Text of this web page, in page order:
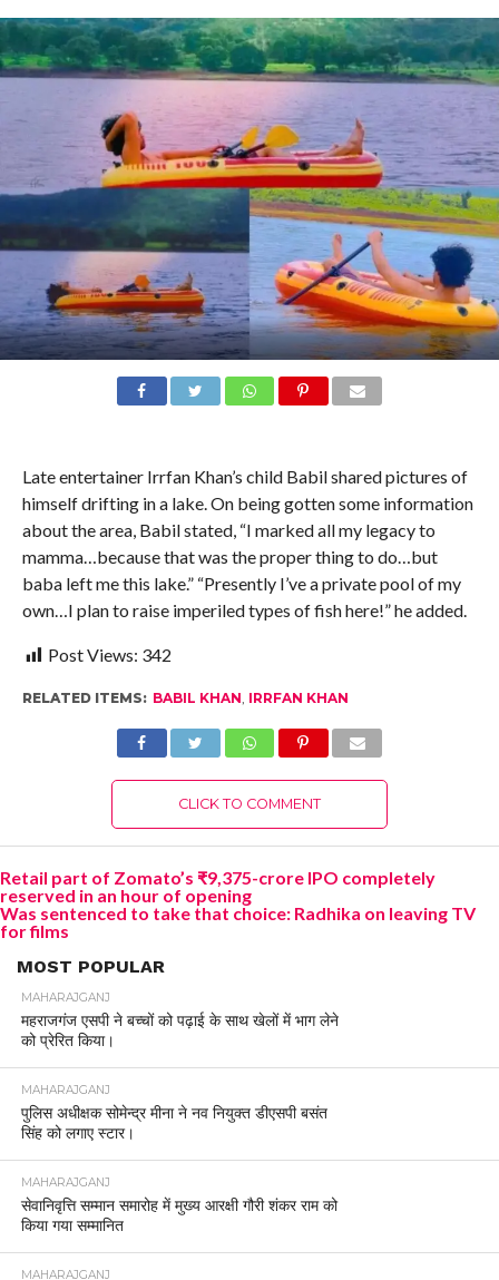
Late entertainer Irrfan Khan’s child Babil shared pictures of
himself drifting in a lake. On being gotten some information
about the area, Babil stated, “I marked all my legacy to
mamma…because that was the proper thing to do…but
baba left me this lake.” “Presently I’ve a private pool of my
own…I plan to raise imperiled types of fish here!” he added.
Post Views: 342
RELATED ITEMS: BABIL KHAN, IRRFAN KHAN
CLICK TO COMMENT
Retail part of Zomato’s ₹9,375-crore IPO completely
reserved in an hour of opening
Was sentenced to take that choice: Radhika on leaving TV
for films
MOST POPULAR
MAHARAJGANJ
महराजगंज एसपी ने बच्चों को पढ़ाई के साथ खेलों में भाग लेने
को प्रेरित किया।
MAHARAJGANJ
पुलिस अधीक्षक सोमेन्द्र मीना ने नव नियुक्त डीएसपी बसंत
सिंह को लगाए स्टार।
MAHARAJGANJ
सेवानिवृत्ति सम्मान समारोह में मुख्य आरक्षी गौरी शंकर राम को
किया गया सम्मानित
MAHARAJGANJ